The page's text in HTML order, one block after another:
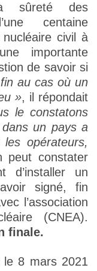
sûreté des
centaine
nucléaire civil à
importante
de savoir si
au cas où un
», il répondait
le constatons
un pays a
opérateurs,
peut constater
d’installer un
signé, fin
l’association
(CNEA).
finale.
le 8 mars 2021